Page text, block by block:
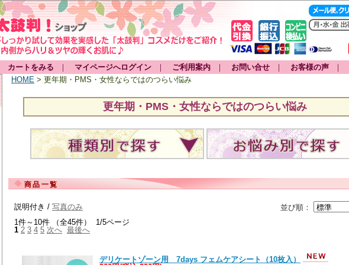
カートをみる ｜ マイページへログイン ｜ ご利用案内 ｜ お問い合せ ｜ お客様の声 ｜
HOME > 更年期・PMS・女性ならではのつらい悩み
更年期・PMS・女性ならではのつらい悩み
商品一覧
並び順：
説明付き / 写真のみ
1件～10件 （全45件） 1/5ページ
1 2 3 4 5 次へ 最後へ
デリケートゾーン用 7days フェムケアシート（10枚入）